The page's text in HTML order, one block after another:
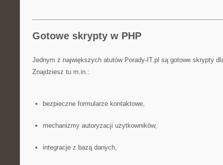
Gotowe skrypty w PHP
Jednym z największych atutów Porady-IT.pl są gotowe skrypty
Znajdziesz tu m.in.:
bezpieczne formularze kontaktowe,
mechanizmy autoryzacji użytkowników,
integracje z bazą danych,